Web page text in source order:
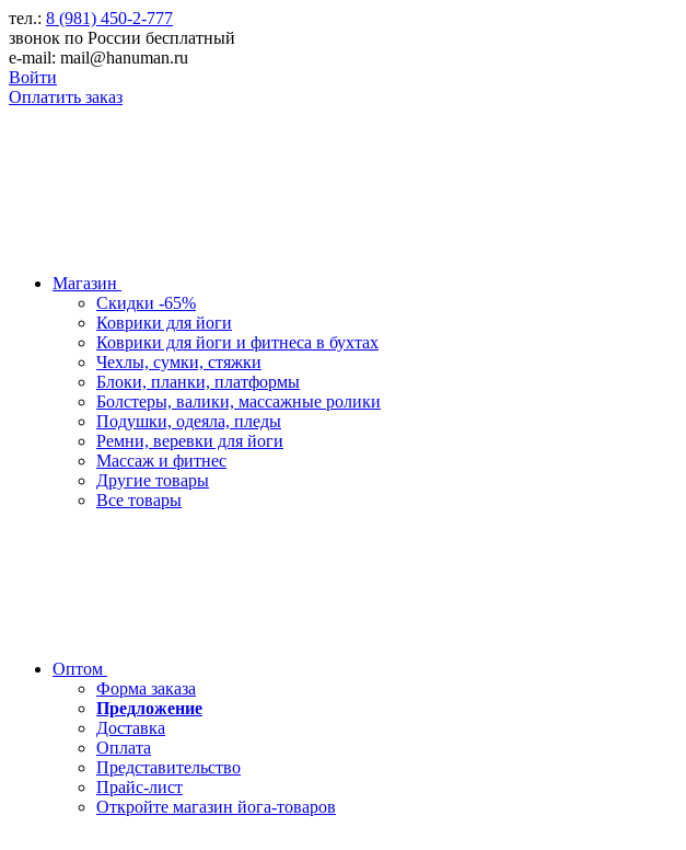
тел.: 8 (981) 450-2-777
звонок по России бесплатный
e-mail: mail@hanuman.ru
Войти
Оплатить заказ
Магазин
Скидки -65%
Коврики для йоги
Коврики для йоги и фитнеса в бухтах
Чехлы, сумки, стяжки
Блоки, планки, платформы
Болстеры, валики, массажные ролики
Подушки, одеяла, пледы
Ремни, веревки для йоги
Массаж и фитнес
Другие товары
Все товары
Оптом
Форма заказа
Предложение
Доставка
Оплата
Представительство
Прайс-лист
Откройте магазин йога-товаров